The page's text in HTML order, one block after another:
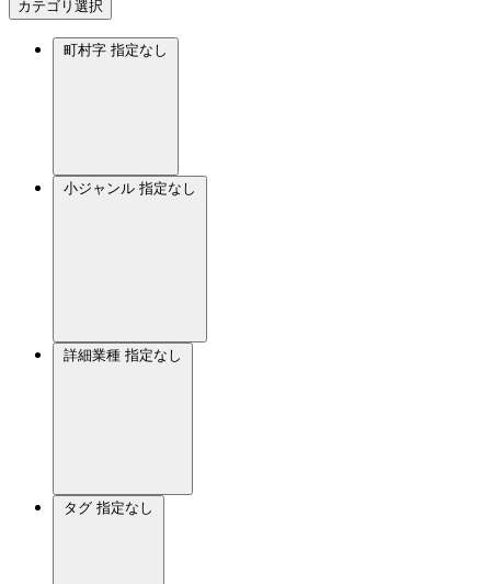
カテゴリ選択
町村字 指定なし
小ジャンル 指定なし
詳細業種 指定なし
タグ 指定なし